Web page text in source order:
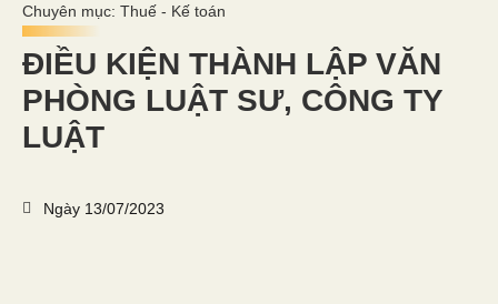
Chuyên mục: Thuế - Kế toán
ĐIỀU KIỆN THÀNH LẬP VĂN
PHÒNG LUẬT SƯ, CÔNG TY
LUẬT
Ngày 13/07/2023